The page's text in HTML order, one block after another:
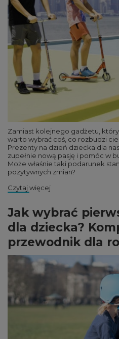
Zamiast kolejnego gadżetu,
warto wybrać coś, co rozbudzi
Prezenty na dzień dziecka dla
zupełnie nową pasję i pomóc w
Może właśnie taki podarunek
pozytywnych zmian?
Czytaj więcej
Jak wybrać
dla dziecka?
przewodnik dla